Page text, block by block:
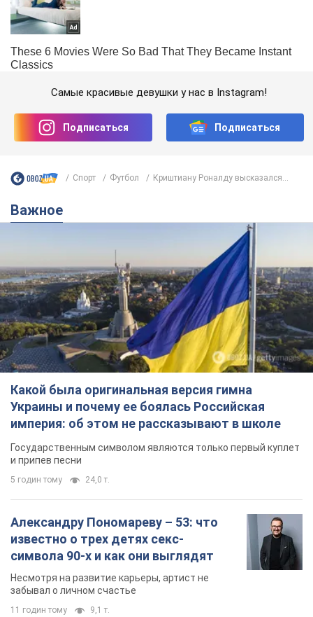
Самые красивые девушки у нас в Instagram!
Подписаться Подписаться
Спорт Футбол Криштиану Роналду высказался...
Важное
Какой была оригинальная версия гимна
Украины и почему ее боялась Российская
империя: об этом не рассказывают в школе
Государственным символом являются только первый куплет
и припев песни
5 годин тому 24,0 т.
Александру Пономареву – 53: что
известно о трех детях секс-
символа 90-х и как они выглядят
Несмотря на развитие карьеры, артист не
забывал о личном счастье
11 годин тому 9,1 т.